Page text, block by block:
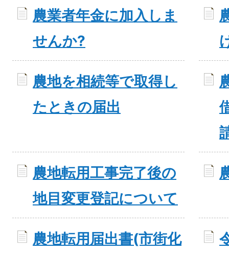
農業者年金に加入しま
せんか?
農地を相続等で取得し
たときの届出
農地転用工事完了後の
地目変更登記について
農地転用届出書(市街化